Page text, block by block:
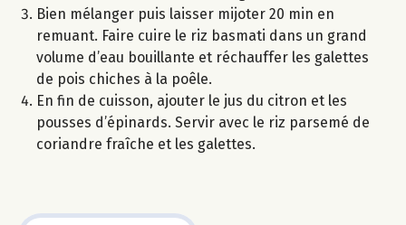
Bien mélanger puis laisser mijoter 20 min en
remuant. Faire cuire le riz basmati dans un grand
volume d’eau bouillante et réchauffer les galettes
de pois chiches à la poêle.
En fin de cuisson, ajouter le jus du citron et les
pousses d’épinards. Servir avec le riz parsemé de
coriandre fraîche et les galettes.